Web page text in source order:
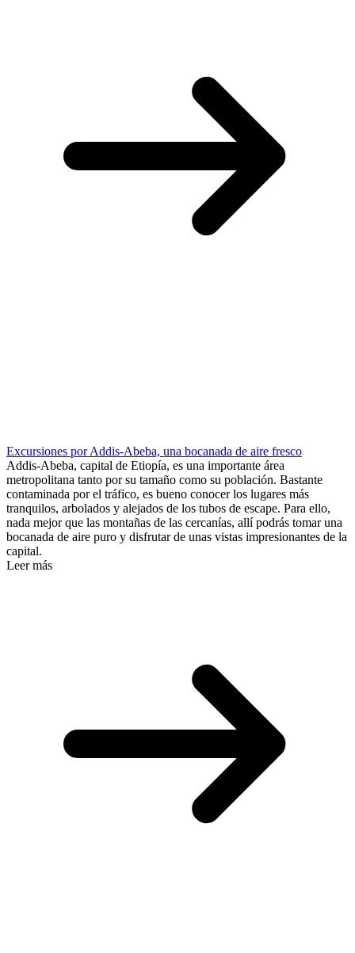
Excursiones por Addis-Abeba, una bocanada de aire fresco
Addis-Abeba, capital de Etiopía, es una importante área
metropolitana tanto por su tamaño como su población. Bastante
contaminada por el tráfico, es bueno conocer los lugares más
tranquilos, arbolados y alejados de los tubos de escape. Para ello,
nada mejor que las montañas de las cercanías, allí podrás tomar una
bocanada de aire puro y disfrutar de unas vistas impresionantes de la
capital.
Leer más